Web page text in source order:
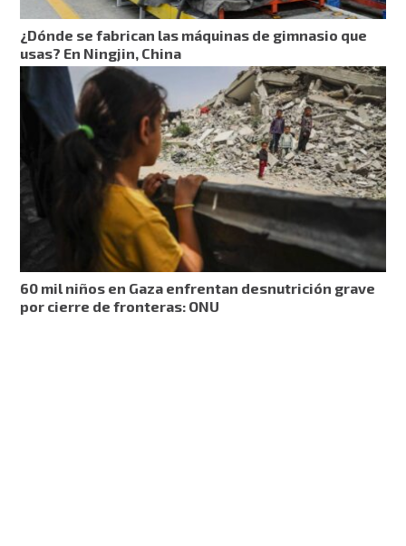
¿Dónde se fabrican las máquinas de gimnasio que
usas? En Ningjin, China
60 mil niños en Gaza enfrentan desnutrición grave
por cierre de fronteras: ONU